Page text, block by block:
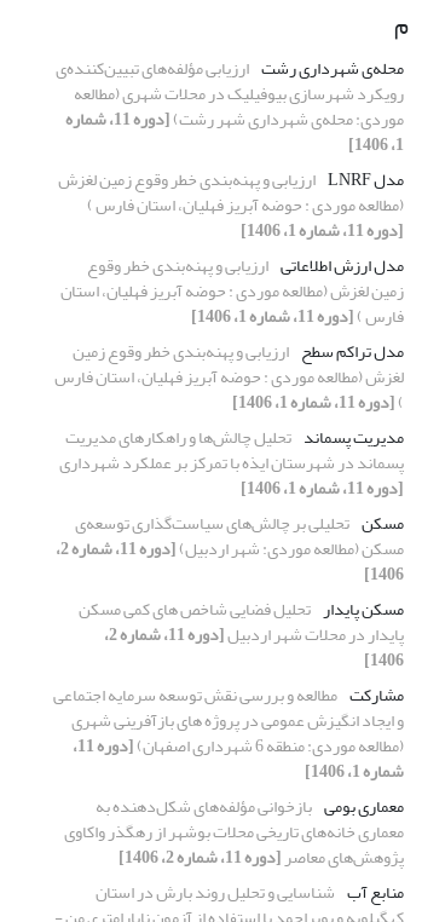
م
محله‌ی شهرداری رشت ارزیابی مؤلفه‌های تبیین‌کننده‌ی
رویکرد شهرسازی بیوفیلیک در محلات شهری (مطالعه
موردی: محله‌ی شهرداری شهر رشت) [دوره 11، شماره
1، 1406]
مدل LNRF
ارزیابی و پهنه‌بندی خطر وقوع زمین لغزش
(مطالعه موردی : حوضه آبریز فهلیان، استان فارس )
[دوره 11، شماره 1، 1406]
مدل ارزش اطلاعاتی ارزیابی و پهنه‌بندی خطر وقوع
زمین لغزش (مطالعه موردی : حوضه آبریز فهلیان، استان
فارس )[دوره 11، شماره 1، 1406]
مدل تراکم سطح ارزیابی و پهنه‌بندی خطر وقوع زمین
لغزش (مطالعه موردی : حوضه آبریز فهلیان، استان فارس
)[دوره 11، شماره 1، 1406]
مدیریت پسماند تحلیل چالش‌ها و راهکارهای مدیریت
پسماند در شهرستان ایذه با تمرکز بر عملکرد شهرداری
[دوره 11، شماره 1، 1406]
مسکن تحلیلی بر چالش‌های سیاست‌گذاری توسعه‌ی
مسکن (مطالعه موردی: شهر اردبیل) [دوره 11، شماره 2،
1406]
مسکن پایدار تحلیل فضایی شاخص های کمی مسکن
پایدار در محلات شهر اردبیل [دوره 11، شماره 2،
1406]
مشارکت مطالعه و بررسی نقش توسعه سرمایه اجتماعی
و ایجاد انگیزش عمومی در پروژه های بازآفرینی شهری
(مطالعه موردی: منطقه 6 شهرداری اصفهان) [دوره 11،
شماره 1، 1406]
معماری بومی بازخوانی مؤلفه‌های شکل‌دهنده به
معماری خانه‌های تاریخی محلات بوشهر از رهگذر واکاوی
پژوهش‌های معاصر[دوره 11، شماره 2، 1406]
منابع آب شناسایی و تحلیل روند بارش در استان